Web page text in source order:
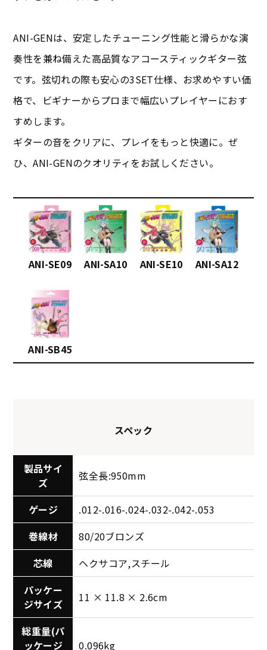
ANI-GENは、安定したチューニング性能と滑らかな演
奏性を兼ね備えた高品質なアコースティックギター弦
です。弦切れの際も安心の3SET仕様、お求めやすい価
格で、ビギナーからプロまで幅広いプレイヤーにおす
すめします。
ギターの音をクリアに、プレイをもっと快適に。ぜ
ひ、ANI-GENのクオリティをお試しください。
ANI-SE09 ANI-SA10 ANI-SE10 ANI-SA12
ANI-SB45
スペック
製品サイ
ズ
弦全長:950mm
ゲージ
.012-.016-.024-.032-.042-.053
巻線材
80/20ブロンズ
芯線
ヘクサコア,スチール
パッケー
ジサイズ
11 × 11.8 × 2.6cm
総重量(パ
ッケージ
0.096kg